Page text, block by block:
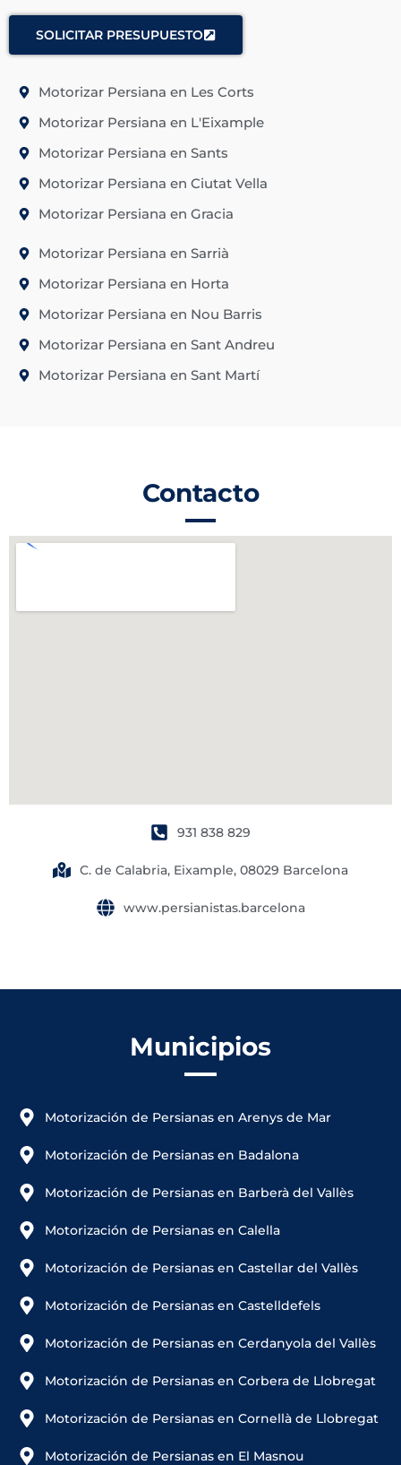
SOLICITAR PRESUPUESTO
Motorizar Persiana en Les Corts
Motorizar Persiana en L'Eixample
Motorizar Persiana en Sants
Motorizar Persiana en Ciutat Vella
Motorizar Persiana en Gracia
Motorizar Persiana en Sarrià
Motorizar Persiana en Horta
Motorizar Persiana en Nou Barris
Motorizar Persiana en Sant Andreu
Motorizar Persiana en Sant Martí
Contacto
931 838 829
C. de Calabria, Eixample, 08029 Barcelona
www.persianistas.barcelona
Municipios
Motorización de Persianas en Arenys de Mar
Motorización de Persianas en Badalona
Motorización de Persianas en Barberà del Vallès
Motorización de Persianas en Calella
Motorización de Persianas en Castellar del Vallès
Motorización de Persianas en Castelldefels
Motorización de Persianas en Cerdanyola del Vallès
Motorización de Persianas en Corbera de Llobregat
Motorización de Persianas en Cornellà de Llobregat
Motorización de Persianas en El Masnou